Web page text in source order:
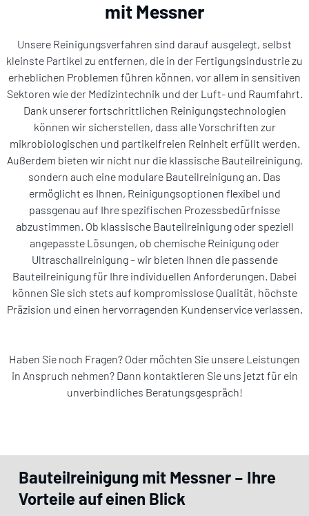
mit Messner
Unsere Reinigungsverfahren sind darauf ausgelegt, selbst
kleinste Partikel zu entfernen, die in der Fertigungsindustrie zu
erheblichen Problemen führen können, vor allem in sensitiven
Sektoren wie der Medizintechnik und der Luft- und Raumfahrt.
Dank unserer fortschrittlichen Reinigungstechnologien
können wir sicherstellen, dass alle Vorschriften zur
mikrobiologischen und partikelfreien Reinheit erfüllt werden.
Außerdem bieten wir nicht nur die klassische Bauteilreinigung,
sondern auch eine modulare Bauteilreinigung an. Das
ermöglicht es Ihnen, Reinigungsoptionen flexibel und
passgenau auf Ihre spezifischen Prozessbedürfnisse
abzustimmen. Ob klassische Bauteilreinigung oder speziell
angepasste Lösungen, ob chemische Reinigung oder
Ultraschallreinigung – wir bieten Ihnen die passende
Bauteilreinigung für Ihre individuellen Anforderungen. Dabei
können Sie sich stets auf kompromisslose Qualität, höchste
Präzision und einen hervorragenden Kundenservice verlassen.
Haben Sie noch Fragen? Oder möchten Sie unsere Leistungen
in Anspruch nehmen? Dann kontaktieren Sie uns jetzt für ein
unverbindliches Beratungsgespräch!
Bauteilreinigung mit Messner – Ihre
Vorteile auf einen Blick